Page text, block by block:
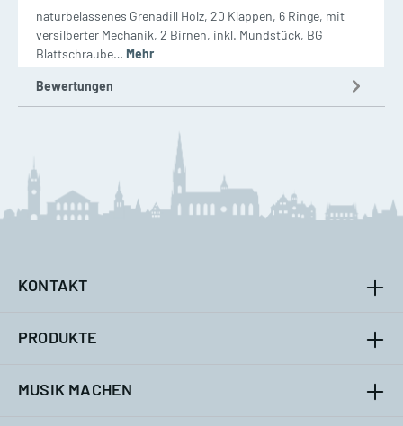
naturbelassenes Grenadill Holz, 20 Klappen, 6 Ringe, mit
versilberter Mechanik, 2 Birnen, inkl. Mundstück, BG
Blattschraube… Mehr
Bewertungen
KONTAKT
PRODUKTE
MUSIK MACHEN